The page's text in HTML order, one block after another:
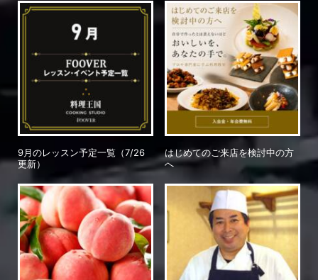
9月のレッスン予定一覧（7/26
更新）
はじめてのご来店を検討中の方
へ